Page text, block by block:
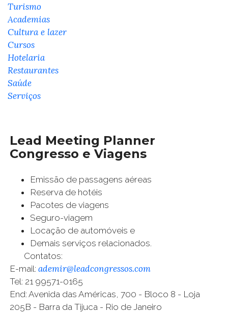
Turismo
Academias
Cultura e lazer
Cursos
Hotelaria
Restaurantes
Saúde
Serviços
Lead Meeting Planner
Congresso e Viagens
Emissão de passagens aéreas
Reserva de hotéis
Pacotes de viagens
Seguro-viagem
Locação de automóveis e
Demais serviços relacionados.
Contatos:
E-mail: ademir@leadcongressos.com
Tel: 21 99571-0165
End: Avenida das Américas, 700 - Bloco 8 - Loja
205B - Barra da Tijuca - Rio de Janeiro